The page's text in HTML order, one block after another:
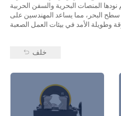
نودها المنصات البحرية والسفن الحربية
البحر، مما يساعد المهندسين على
خلف